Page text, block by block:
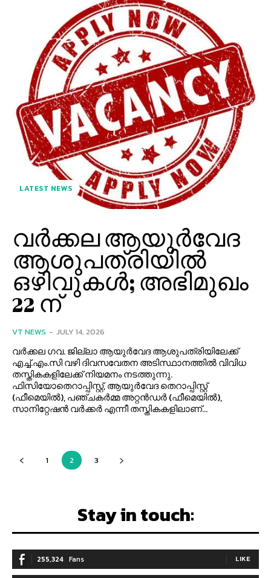
LATEST NEWS
വർക്കല ആയുർവേദ
ആശുപത്രിയിൽ
ഒഴിവുകൾ; അഭിമുഖം
22 ന്
VT NEWS - JULY 14, 2026
വർക്കല ഗവ. ജില്ലാ ആയുർവേദ ആശുപത്രിയിലേക്ക്
എച്ച്.എം.സി വഴി ദിവസവേതന അടിസ്ഥാനത്തിൽ വിവിധ
തസ്തികകളിലേക്ക് നിയമനം നടത്തുന്നു.
ഫിസിയോതെറാപ്പിസ്റ്റ്, ആയുർവേദ തെറാപ്പിസ്റ്റ്
(ഫീമെയിൽ), പഞ്ചകർമ്മ അറ്റൻഡർ (ഫീമെയിൽ),
സാനിറ്റേഷൻ വർക്കർ എന്നീ തസ്തികകളിലാണ്...
1 2 3
Stay in touch:
255,324 Fans LIKE